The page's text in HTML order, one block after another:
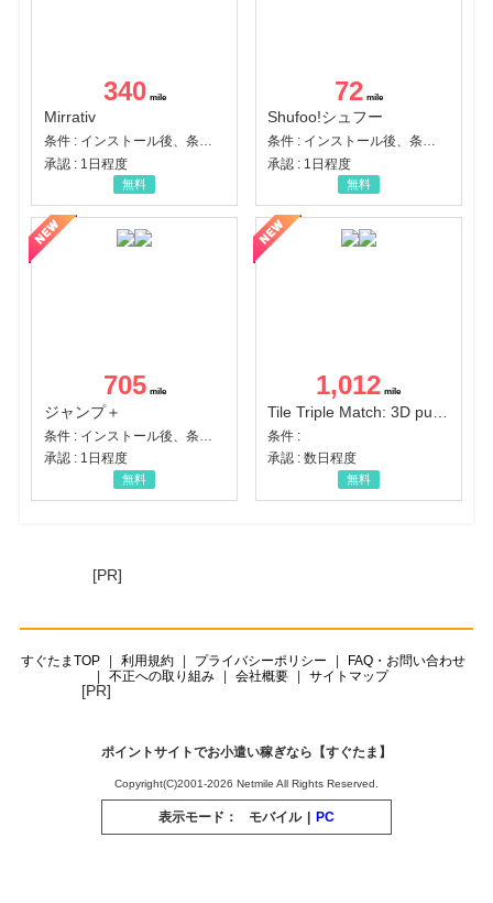
340
Mirrativ
条件 : インストール後、条件達成
承認 : 1日程度
無料
72
Shufoo!シュフー
条件 : インストール後、条件達成
承認 : 1日程度
無料
705
ジャンプ＋
承認 : 1日程度
無料
1,012
条件 :
承認 : 数日程度
無料
[PR]
すぐたまTOP 利用規約 プライバシーポリシー
FAQ・お問い合わせ
不正への取り組み
会社概要 サイトマップ
[PR]
ポイントサイトでお小遣い稼ぎなら【すぐたま】
Copyright(C)2001-2026 Netmile All Rights Reserved.
表示モード： モバイル | PC